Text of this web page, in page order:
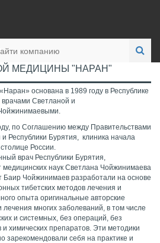
МЕДИЦИНЫ "НАРАН"
основана в 1989 году в Республике
Светланой и
по Соглашению между Правительствами
и Республики Бурятия, клиника начала
России.
врач Республики Бурятия,
медицинских наук Светлана Чойжинимаева
Баир Чойжинимаев разработали на основе
тибетских методов лечения и
опыта оригинальные авторские
лечения многих заболеваний, в том числе
и системных, без операций, без
и химических препаратов. Эти методики
зарекомендовали себя на практике и